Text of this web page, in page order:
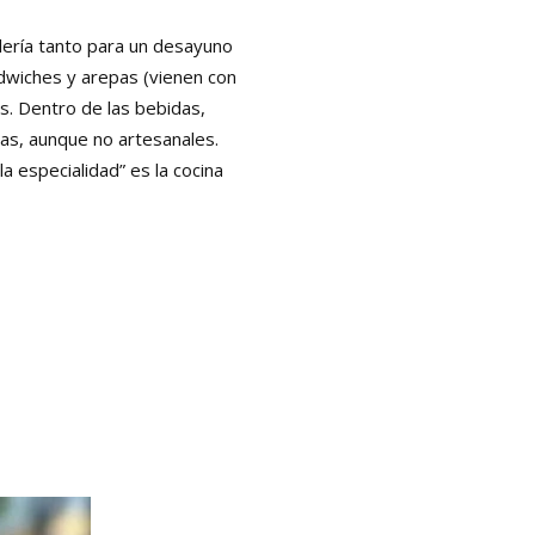
tanto para un desayuno
y arepas (vienen con
Dentro de las bebidas,
aunque no artesanales.
especialidad” es la cocina